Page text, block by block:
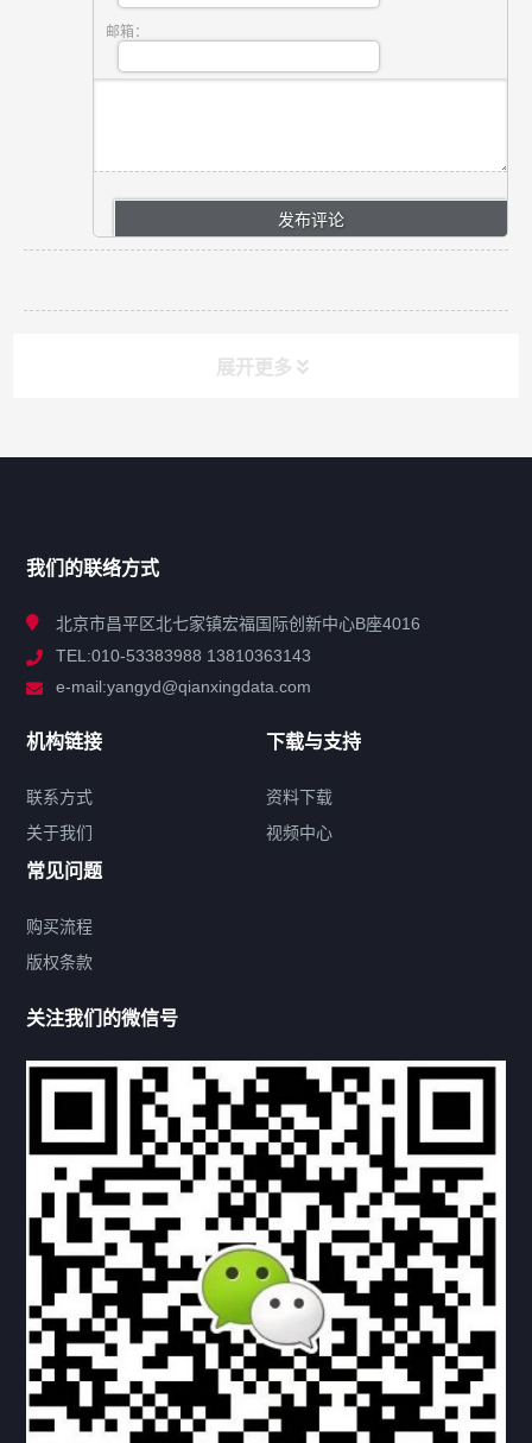
邮箱：
展开更多
解决方案
联系方式
热门标签
机构链接
联系方式 关于我们
下载与支持
资料下载 视频中心
常见问题
购买流程 版权条款
我们的联络方式
北京市昌平区北七家镇宏福国际创新中心B座4016
TEL:010-53383988 13810363143
e-mail:yangyd@qianxingdata.com
机构链接
联系方式
关于我们
下载与支持
资料下载
视频中心
常见问题
购买流程
版权条款
关注我们的微信号